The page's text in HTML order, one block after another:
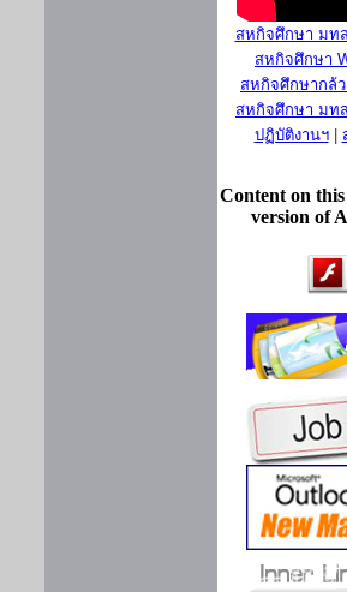
สหกิจศึกษา มท
สหกิจศึกษา
สหกิจศึกษากล้
สหกิจศึกษา มท
ปฏิบัติงานฯ|
Content on
version of